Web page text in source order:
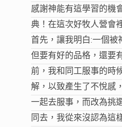
感謝神能有這學習的機
典！在這次好牧人營會
首先，讓我明白:一個被
但要有好的品格，還要
前，我和同工服事的時
解，以致產生了不悅感
一起去服事，而改為挑
同去，我從來沒認為這